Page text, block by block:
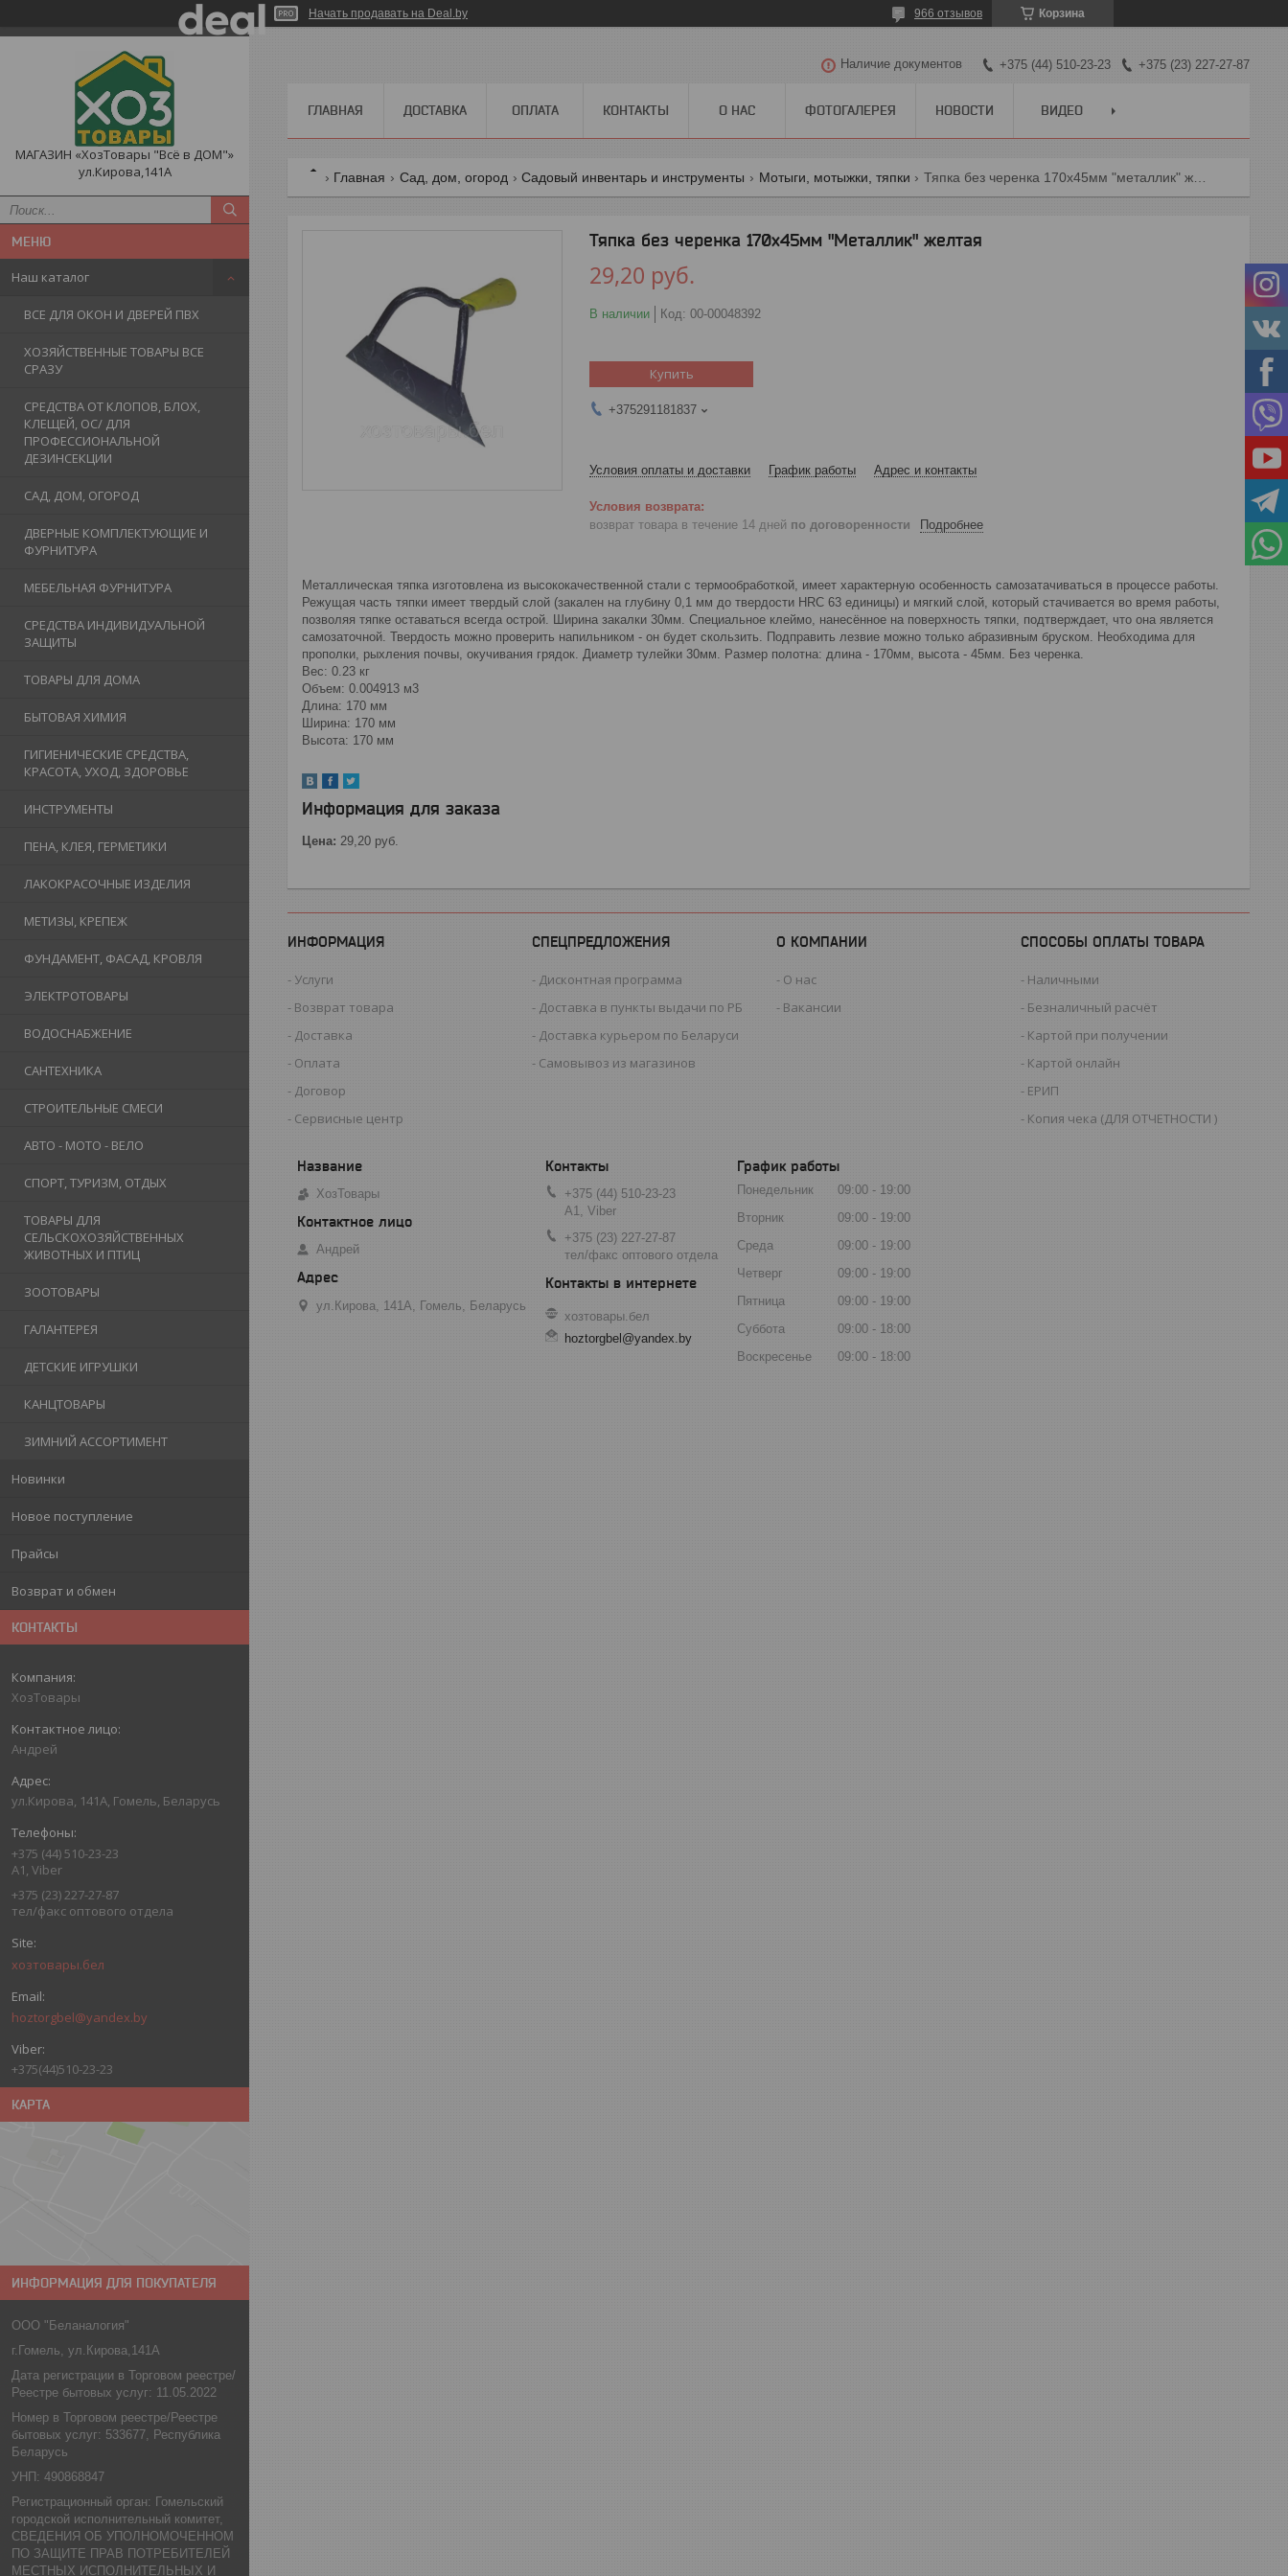
Начать продавать на Deal.by Корзина
966 отзывов
МАГАЗИН «ХозТовары "Всё в ДОМ"»
ул.Кирова,141А
Наш каталог
ВСЕ ДЛЯ ОКОН И ДВЕРЕЙ ПВХ
ХОЗЯЙСТВЕННЫЕ ТОВАРЫ ВСЕ
СРАЗУ
СРЕДСТВА ОТ КЛОПОВ, БЛОХ,
КЛЕЩЕЙ, ОС/ ДЛЯ
ПРОФЕССИОНАЛЬНОЙ
ДЕЗИНСЕКЦИИ
САД, ДОМ, ОГОРОД
ДВЕРНЫЕ КОМПЛЕКТУЮЩИЕ И
ФУРНИТУРА
МЕБЕЛЬНАЯ ФУРНИТУРА
СРЕДСТВА ИНДИВИДУАЛЬНОЙ
ЗАЩИТЫ
ТОВАРЫ ДЛЯ ДОМА
БЫТОВАЯ ХИМИЯ
ГИГИЕНИЧЕСКИЕ СРЕДСТВА,
КРАСОТА, УХОД, ЗДОРОВЬЕ
ИНСТРУМЕНТЫ
ПЕНА, КЛЕЯ, ГЕРМЕТИКИ
ЛАКОКРАСОЧНЫЕ ИЗДЕЛИЯ
МЕТИЗЫ, КРЕПЕЖ
ФУНДАМЕНТ, ФАСАД, КРОВЛЯ
ЭЛЕКТРОТОВАРЫ
ВОДОСНАБЖЕНИЕ
САНТЕХНИКА
СТРОИТЕЛЬНЫЕ СМЕСИ
АВТО - МОТО - ВЕЛО
СПОРТ, ТУРИЗМ, ОТДЫХ
ТОВАРЫ ДЛЯ
СЕЛЬСКОХОЗЯЙСТВЕННЫХ
ЖИВОТНЫХ И ПТИЦ
ЗООТОВАРЫ
ГАЛАНТЕРЕЯ
ДЕТСКИЕ ИГРУШКИ
КАНЦТОВАРЫ
ЗИМНИЙ АССОРТИМЕНТ
Новинки
Новое поступление
Прайсы
Возврат и обмен
КОНТАКТЫ
ХозТовары
Андрей
ул.Кирова, 141А, Гомель, Беларусь
+375 (44) 510-23-23
А1, Viber
+375 (23) 227-27-87
тел/факс оптового отдела
хозтовары.бел
hoztorgbel@yandex.by
+375(44)510-23-23
КАРТА
ИНФОРМАЦИЯ ДЛЯ ПОКУПАТЕЛЯ
ООО "Беланалогия"
г.Гомель, ул.Кирова,141А
Дата регистрации в Торговом реестре/
Реестре бытовых услуг: 11.05.2022
Номер в Торговом реестре/Реестре
бытовых услуг: 533677, Республика
Беларусь
УНП: 490868847
Регистрационный орган: Гомельский
городской исполнительный комитет,
СВЕДЕНИЯ ОБ УПОЛНОМОЧЕННОМ
ПО ЗАЩИТЕ ПРАВ ПОТРЕБИТЕЛЕЙ
МЕСТНЫХ ИСПОЛНИТЕЛЬНЫХ И
Наличие документов +375 (44) 510-23-23 +375 (23) 227-27-87
ГЛАВНАЯ ДОСТАВКА ОПЛАТА КОНТАКТЫ О НАС ФОТОГАЛЕРЕЯ НОВОСТИ ВИДЕО
Главная Сад, дом, огород Садовый инвентарь и инструменты Мотыги, мотыжки, тяпки
Тяпка без черенка 170х45мм "Металлик" желтая
29,20 руб.
В наличии Код: 00-00048392
Купить
+375291181837
Условия оплаты и доставки График работы Адрес и контакты
возврат товара в течение 14 дней по договоренности Подробнее
Металлическая тяпка изготовлена из высококачественной стали с термообработкой, имеет характерную особенность самозатачиваться в процессе работы.
Режущая часть тяпки имеет твердый слой (закален на глубину 0,1 мм до твердости HRC 63 единицы) и мягкий слой, который стачивается во время работы,
позволяя тяпке оставаться всегда острой. Ширина закалки 30мм. Специальное клеймо, нанесённое на поверхность тяпки, подтверждает, что она является
самозаточной. Твердость можно проверить напильником - он будет скользить. Подправить лезвие можно только абразивным бруском. Необходима для
прополки, рыхления почвы, окучивания грядок. Диаметр тулейки 30мм. Размер полотна: длина - 170мм, высота - 45мм. Без черенка.
Вес: 0.23 кг
Объем: 0.004913 м3
Длина: 170 мм
Ширина: 170 мм
Высота: 170 мм
Информация для заказа
Цена: 29,20 руб.
ИНФОРМАЦИЯ
Услуги
Возврат товара
Доставка
Оплата
Договор
Сервисные центр
СПЕЦПРЕДЛОЖЕНИЯ
Дисконтная программа
Доставка в пункты выдачи по РБ
Доставка курьером по Беларуси
Самовывоз из магазинов
О КОМПАНИИ
О нас
Вакансии
СПОСОБЫ ОПЛАТЫ ТОВАРА
Наличными
Безналичный расчёт
Картой при получении
Картой онлайн
ЕРИП
Копия чека (ДЛЯ ОТЧЕТНОСТИ )
ХозТовары
Андрей
ул.Кирова, 141А, Гомель, Беларусь
+375 (44) 510-23-23
А1, Viber
+375 (23) 227-27-87
тел/факс оптового отдела
хозтовары.бел
hoztorgbel@yandex.by
График работы
Понедельник 09:00
19:00
Вторник
09:00
19:00
Среда
09:00
19:00
Четверг
09:00
19:00
Пятница
09:00
19:00
Суббота
09:00
18:00
Воскресенье
09:00 18:00